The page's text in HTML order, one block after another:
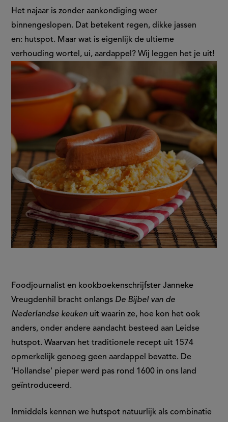
verhouding
wortel,
ui,
aardappel?
Het najaar is zonder aankondiging weer
binnengeslopen. Dat betekent regen, dikke jassen
en: hutspot. Maar wat is eigenlijk de ultieme
verhouding wortel, ui, aardappel? Wij leggen het je uit!
Foodjournalist en kookboekenschrijfster Janneke
Vreugdenhil bracht onlangs De Bijbel van de
Nederlandse keuken uit waarin ze, hoe kon het ook
anders, onder andere aandacht besteed aan Leidse
hutspot. Waarvan het traditionele recept uit 1574
opmerkelijk genoeg geen aardappel bevatte. De
'Hollandse' pieper werd pas rond 1600 in ons land
geïntroduceerd.
Inmiddels kennen we hutspot natuurlijk als combinatie